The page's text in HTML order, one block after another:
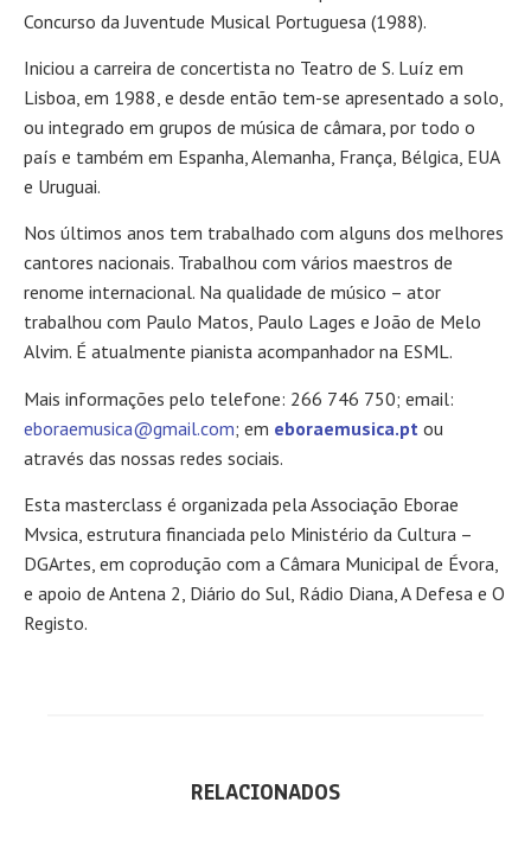
Concurso da Juventude Musical Portuguesa (1988).
Iniciou a carreira de concertista no Teatro de S. Luíz em
Lisboa, em 1988, e desde então tem-se apresentado a solo,
ou integrado em grupos de música de câmara, por todo o
país e também em Espanha, Alemanha, França, Bélgica, EUA
e Uruguai.
Nos últimos anos tem trabalhado com alguns dos melhores
cantores nacionais. Trabalhou com vários maestros de
renome internacional. Na qualidade de músico – ator
trabalhou com Paulo Matos, Paulo Lages e João de Melo
Alvim. É atualmente pianista acompanhador na ESML.
Mais informações pelo telefone: 266 746 750; email:
eboraemusica@gmail.com; em eboraemusica.pt ou
através das nossas redes sociais.
Esta masterclass é organizada pela Associação Eborae
Mvsica, estrutura financiada pelo Ministério da Cultura –
DGArtes, em coprodução com a Câmara Municipal de Évora,
e apoio de Antena 2, Diário do Sul, Rádio Diana, A Defesa e O
Registo.
RELACIONADOS